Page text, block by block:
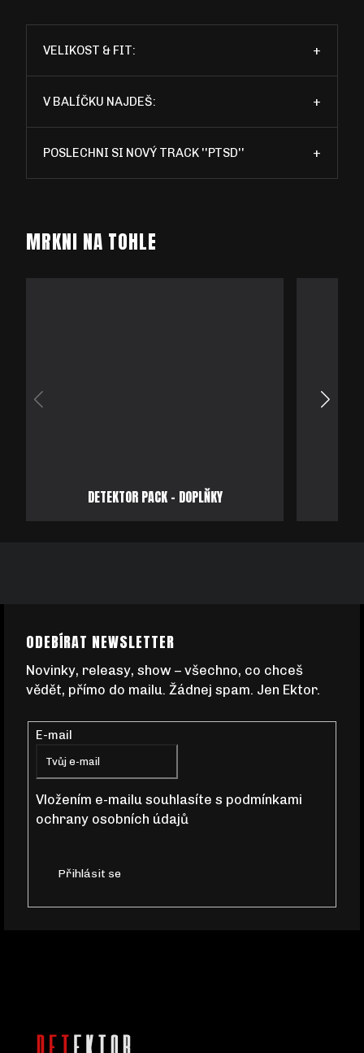
VELIKOST & FIT: +
V BALÍČKU NAJDEŠ: +
POSLECHNI SI NOVÝ TRACK ''PTSD'' +
DETEKTOR PACK – DOPLŇKY
ODEBÍRAT NEWSLETTER
Novinky, releasy, show – všechno, co chceš
vědět, přímo do mailu. Žádnej spam. Jen Ektor.
E-mail
Vložením e-mailu souhlasíte s podmínkami
ochrany osobních údajů
Přihlásit se